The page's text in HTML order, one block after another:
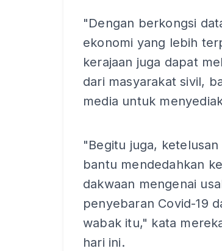
"Dengan berkongsi
ekonomi yang lebih
kerajaan juga dapat
dari masyarakat sivil,
media untuk
"Begitu juga,
bantu mendedahkan
dakwaan mengenai
penyebaran Covid-19
wabak itu," kata
hari ini.